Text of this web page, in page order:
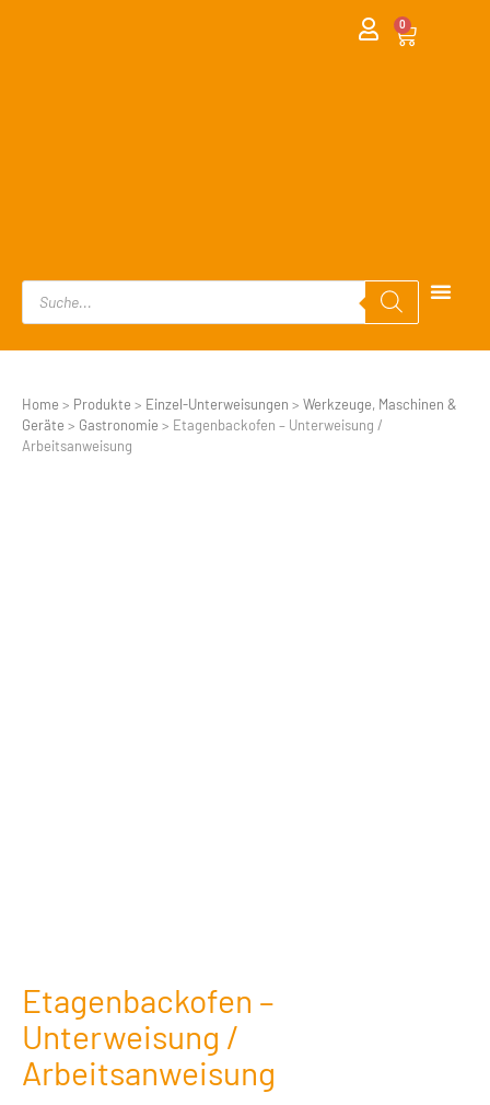
0
Home > Produkte > Einzel-Unterweisungen > Werkzeuge, Maschinen &
Geräte > Gastronomie > Etagenbackofen – Unterweisung /
Arbeitsanweisung
Etagenbackofen –
Unterweisung /
Arbeitsanweisung